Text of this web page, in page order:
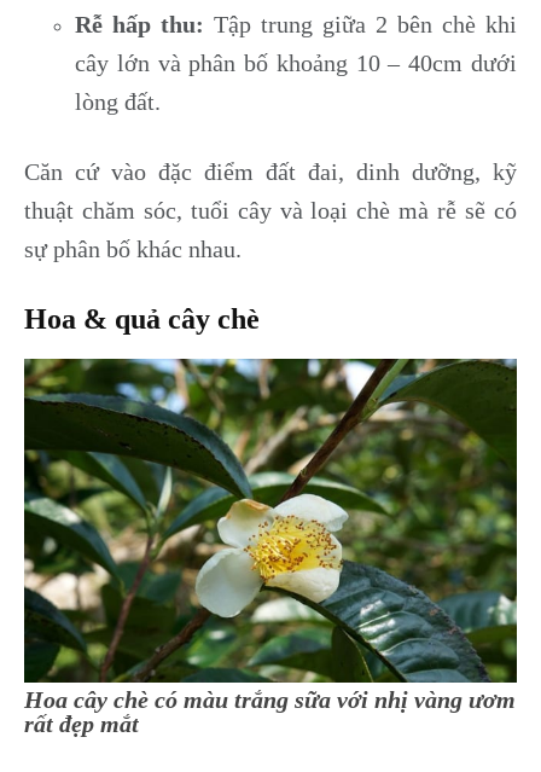
Rễ hấp thu: Tập trung giữa 2 bên chè khi
cây lớn và phân bố khoảng 10 – 40cm dưới
lòng đất.
Căn cứ vào đặc điểm đất đai, dinh dưỡng, kỹ
thuật chăm sóc, tuổi cây và loại chè mà rễ sẽ có
sự phân bố khác nhau.
Hoa & quả cây chè
Hoa cây chè có màu trắng sữa với nhị vàng ươm
rất đẹp mắt